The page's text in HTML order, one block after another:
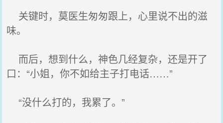
关键时，莫医生匆匆跟上，心里说不出的滋
味。
而后，想到什么，神色几经复杂，还是开了
口：“小姐，你不如给主子打电话……”
“没什么打的，我累了。”